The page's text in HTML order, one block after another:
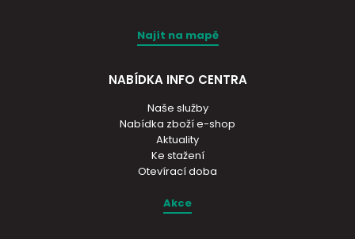
Najít na mapě
NABÍDKA INFO CENTRA
Naše služby
Nabídka zboží e-shop
Aktuality
Ke stažení
Otevírací doba
Akce